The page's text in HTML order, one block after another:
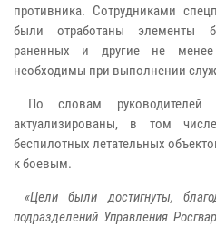
противника. Сотрудниками
были отработаны элементы
раненных и другие не
необходимы при выполнении
По словам руководителей
актуализированы, в том
беспилотных летательных
к боевым.
«Цели были достигнуты,
подразделений Управления